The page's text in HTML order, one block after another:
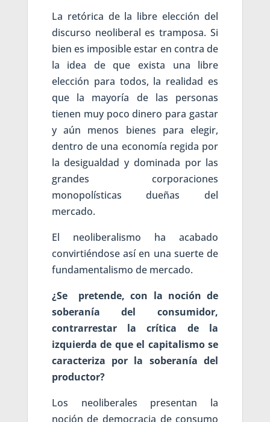
La retórica de la libre elección del
discurso neoliberal es tramposa. Si
bien es imposible estar en contra de
la idea de que exista una libre
elección para todos, la realidad es
que la mayoría de las personas
tienen muy poco dinero para gastar
y aún menos bienes para elegir,
dentro de una economía regida por
la desigualdad y dominada por las
grandes corporaciones
monopolísticas dueñas del
mercado.
El neoliberalismo ha acabado
convirtiéndose así en una suerte de
fundamentalismo de mercado.
¿Se pretende, con la noción de
soberanía del consumidor,
contrarrestar la crítica de la
izquierda de que el capitalismo se
caracteriza por la soberanía del
productor?
Los neoliberales presentan la
noción de democracia de consumo